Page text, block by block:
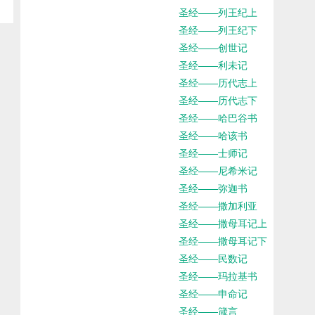
圣经——列王纪上
圣经——列王纪下
圣经——创世记
圣经——利未记
圣经——历代志上
圣经——历代志下
圣经——哈巴谷书
圣经——哈该书
圣经——士师记
圣经——尼希米记
圣经——弥迦书
圣经——撒加利亚
圣经——撒母耳记上
圣经——撒母耳记下
圣经——民数记
圣经——玛拉基书
圣经——申命记
圣经——箴言